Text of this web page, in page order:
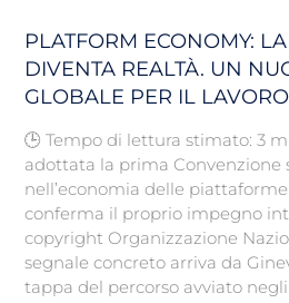
PLATFORM ECONOMY:
DIVENTA REALTÀ. UN
GLOBALE PER IL
🕒 Tempo di lettura stimato: 3
adottata la prima Convenzione
nell’economia delle
conferma il proprio impegno
copyright Organizzazione
segnale concreto arriva da
tappa del percorso avviato